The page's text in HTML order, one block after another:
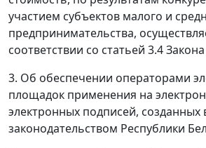
участием субъектов малого и
предпринимательства,
соответствии со статьей 3.4
3. Об обеспечении операторами
площадок применения на
электронных подписей, созданных
законодательством Республики